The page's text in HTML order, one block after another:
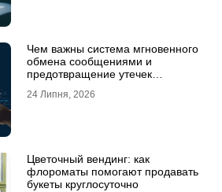
Чем важны система мгновенного
обмена сообщениями и
предотвращение утечек
24 Липня, 2026
Цветочный вендинг: как
флороматы помогают продавать
букеты круглосуточно